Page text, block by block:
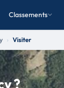
Classements
Visiter
?